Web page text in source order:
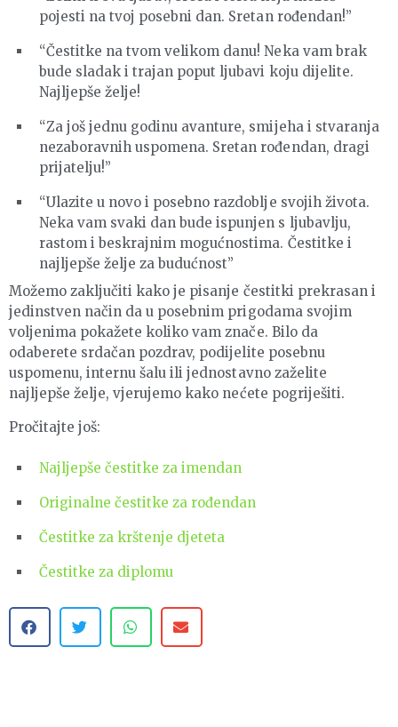
pojesti na tvoj posebni dan. Sretan rođendan!”
“Čestitke na tvom velikom danu! Neka vam brak
bude sladak i trajan poput ljubavi koju dijelite.
Najljepše želje!
“Za još jednu godinu avanture, smijeha i stvaranja
nezaboravnih uspomena. Sretan rođendan, dragi
prijatelju!”
“Ulazite u novo i posebno razdoblje svojih života.
Neka vam svaki dan bude ispunjen s ljubavlju,
rastom i beskrajnim mogućnostima. Čestitke i
najljepše želje za budućnost”
Možemo zaključiti kako je pisanje čestitki prekrasan i
jedinstven način da u posebnim prigodama svojim
voljenima pokažete koliko vam znače. Bilo da
odaberete srdačan pozdrav, podijelite posebnu
uspomenu, internu šalu ili jednostavno zaželite
najljepše želje, vjerujemo kako nećete pogriješiti.
Pročitajte još:
Najljepše čestitke za imendan
Originalne čestitke za rođendan
Čestitke za krštenje djeteta
Čestitke za diplomu